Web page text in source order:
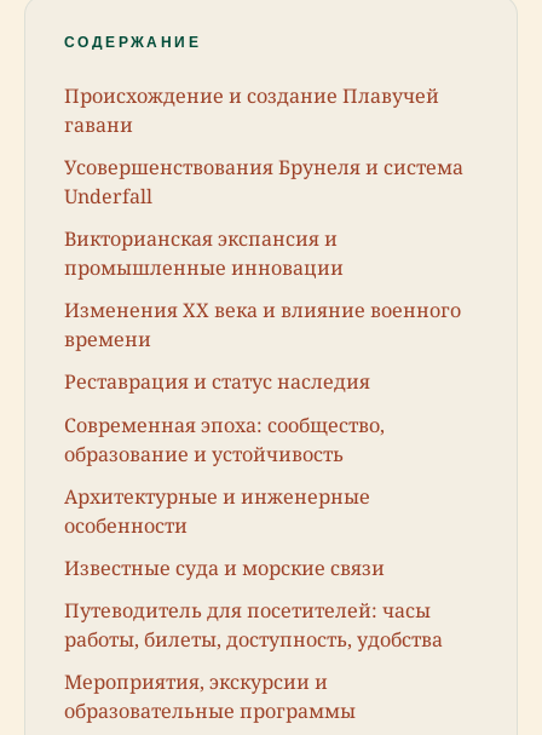
СОДЕРЖАНИЕ
Происхождение и создание Плавучей
гавани
Усовершенствования Брунеля и система
Underfall
Викторианская экспансия и
промышленные инновации
Изменения XX века и влияние военного
времени
Реставрация и статус наследия
Современная эпоха: сообщество,
образование и устойчивость
Архитектурные и инженерные
особенности
Известные суда и морские связи
Путеводитель для посетителей: часы
работы, билеты, доступность, удобства
Мероприятия, экскурсии и
образовательные программы